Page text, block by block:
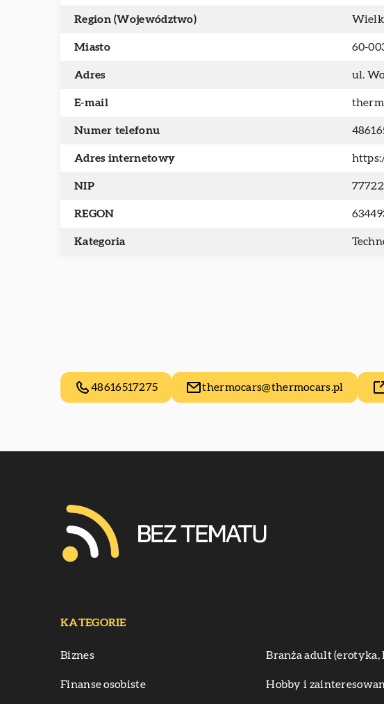
Region (Województwo)
Miasto 60-
Adres ul.
E-mail
Numer telefonu
Adres internetowy
NIP
REGON
Kategoria
48616517275 thermocars@thermocars.pl
KATEGORIE
Biznes Branża adult (erotyka,
Finanse osobiste Hobby i